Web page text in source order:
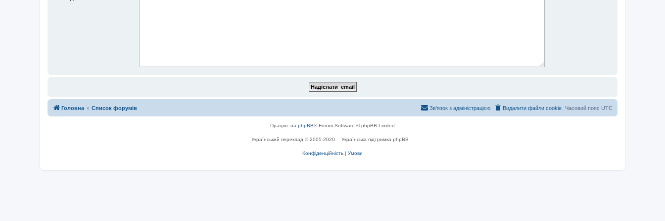
Головна Список форумів Часовий пояс UTC
Видалити файли cookie
Зв'язок з адміністрацією
Працює на phpBB® Forum Software © phpBB Limited
Український переклад © 2005-2020 Українська підтримка phpBB
Конфіденційність | Умови